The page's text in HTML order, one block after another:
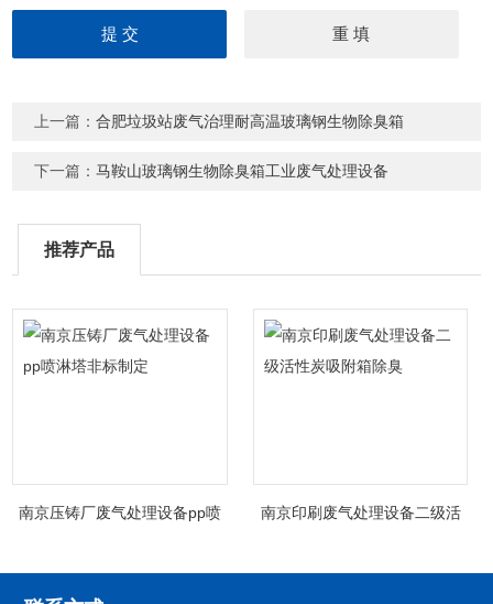
上一篇：合肥垃圾站废气治理耐高温玻璃钢生物除臭箱
下一篇：马鞍山玻璃钢生物除臭箱工业废气处理设备
推荐产品
南京压铸厂废气处理设备pp喷
南京印刷废气处理设备二级活